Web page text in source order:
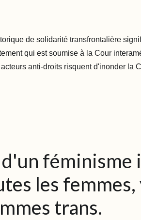
de solidarité transfrontalière
qui est soumise à la Cour
anti-droits risquent d'inonder la
féminisme
les femmes,
trans.